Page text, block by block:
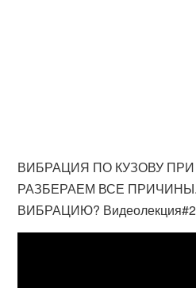
ВИБРАЦИЯ ПО КУЗОВУ
РАЗБЕРАЕМ ВСЕ
ВИБРАЦИЮ? Видеолекция#2